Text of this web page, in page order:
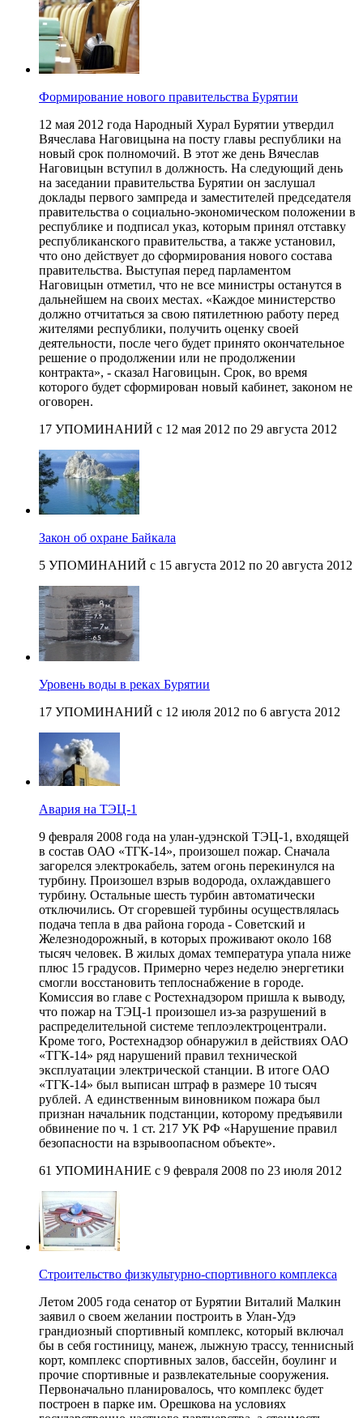
Формирование нового правительства Бурятии
12 мая 2012 года Народный Хурал Бурятии утвердил
Вячеслава Наговицына на посту главы республики на
новый срок полномочий. В этот же день Вячеслав
Наговицын вступил в должность. На следующий день
на заседании правительства Бурятии он заслушал
доклады первого зампреда и заместителей председателя
правительства о социально-экономическом положении в
республике и подписал указ, которым принял отставку
республиканского правительства, а также установил,
что оно действует до сформирования нового состава
правительства. Выступая перед парламентом
Наговицын отметил, что не все министры останутся в
дальнейшем на своих местах. «Каждое министерство
должно отчитаться за свою пятилетнюю работу перед
жителями республики, получить оценку своей
деятельности, после чего будет принято окончательное
решение о продолжении или не продолжении
контракта», - сказал Наговицын. Срок, во время
которого будет сформирован новый кабинет, законом не
оговорен.
17 УПОМИНАНИЙ с 12 мая 2012 по 29 августа 2012
Закон об охране Байкала
5 УПОМИНАНИЙ с 15 августа 2012 по 20 августа 2012
Уровень воды в реках Бурятии
17 УПОМИНАНИЙ с 12 июля 2012 по 6 августа 2012
Авария на ТЭЦ-1
9 февраля 2008 года на улан-удэнской ТЭЦ-1, входящей
в состав ОАО «ТГК-14», произошел пожар. Сначала
загорелся электрокабель, затем огонь перекинулся на
турбину. Произошел взрыв водорода, охлаждавшего
турбину. Остальные шесть турбин автоматически
отключились. От сгоревшей турбины осуществлялась
подача тепла в два района города - Советский и
Железнодорожный, в которых проживают около 168
тысяч человек. В жилых домах температура упала ниже
плюс 15 градусов. Примерно через неделю энергетики
смогли восстановить теплоснабжение в городе.
Комиссия во главе с Ростехнадзором пришла к выводу,
что пожар на ТЭЦ-1 произошел из-за разрушений в
распределительной системе теплоэлектроцентрали.
Кроме того, Ростехнадзор обнаружил в действиях ОАО
«ТГК-14» ряд нарушений правил технической
эксплуатации электрической станции. В итоге ОАО
«ТГК-14» был выписан штраф в размере 10 тысяч
рублей. А единственным виновником пожара был
признан начальник подстанции, которому предъявили
обвинение по ч. 1 ст. 217 УК РФ «Нарушение правил
безопасности на взрывоопасном объекте».
61 УПОМИНАНИЕ с 9 февраля 2008 по 23 июля 2012
Строительство физкультурно-спортивного комплекса
Летом 2005 года сенатор от Бурятии Виталий Малкин
заявил о своем желании построить в Улан-Удэ
грандиозный спортивный комплекс, который включал
бы в себя гостиницу, манеж, лыжную трассу, теннисный
корт, комплекс спортивных залов, бассейн, боулинг и
прочие спортивные и развлекательные сооружения.
Первоначально планировалось, что комплекс будет
построен в парке им. Орешкова на условиях